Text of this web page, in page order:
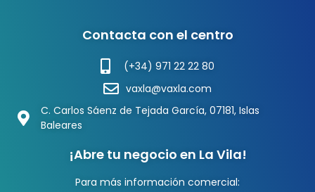
Contacta con el centro
(+34) 971 22 22 80
vaxla@vaxla.com
C. Carlos Sáenz de Tejada García, 07181, Islas
Baleares
¡Abre tu negocio en La Vila!
Para más información comercial: